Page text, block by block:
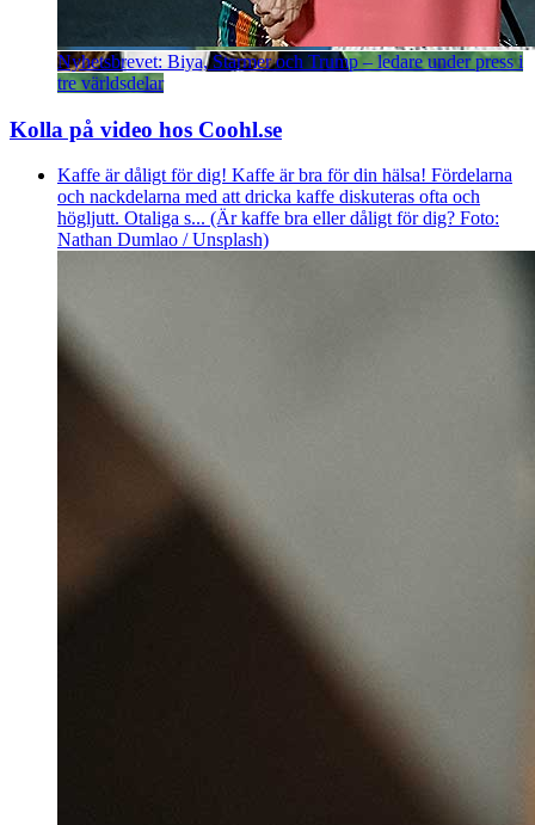
Nyhetsbrevet: Biya, Starmer och Trump – ledare under press i
tre världsdelar
Kolla på video hos Coohl.se
Kaffe är dåligt för dig! Kaffe är bra för din hälsa! Fördelarna
och nackdelarna med att dricka kaffe diskuteras ofta och
högljutt. Otaliga s... (Är kaffe bra eller dåligt för dig? Foto:
Nathan Dumlao / Unsplash)